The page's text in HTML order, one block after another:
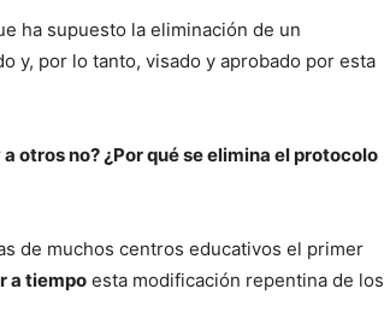
ha supuesto la eliminación de un
y, por lo tanto, visado y aprobado por esta
otros no? ¿Por qué se elimina el protocolo
de muchos centros educativos el primer
a tiempo esta modificación repentina de los